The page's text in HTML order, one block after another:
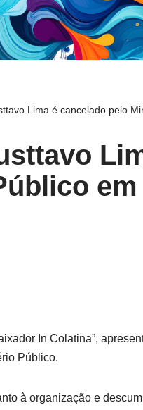
Lima é cancelado pelo
In Colatina”,
Público.
à organização e